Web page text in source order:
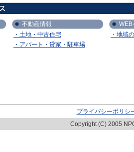
不動産情報
・土地・中古住宅
・アパート・貸家・駐車場
WEB
・地域
プライバシーポリシ
Copyright (C) 2005